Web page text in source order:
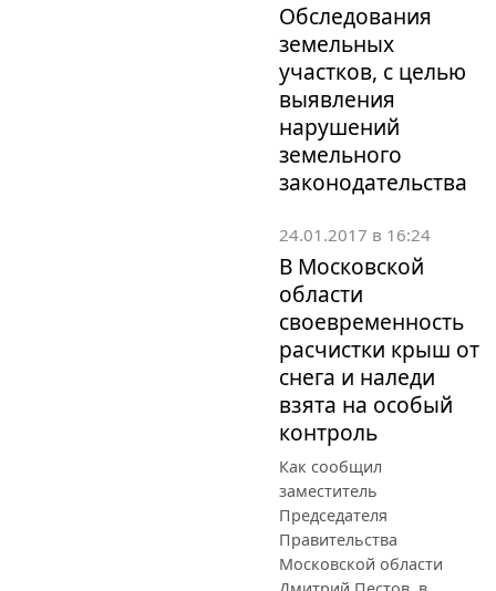
Обследования
земельных
участков, с целью
выявления
нарушений
земельного
законодательства
24.01.2017 в 16:24
В Московской
области
своевременность
расчистки крыш от
снега и наледи
взята на особый
контроль
Как сообщил
заместитель
Председателя
Правительства
Московской области